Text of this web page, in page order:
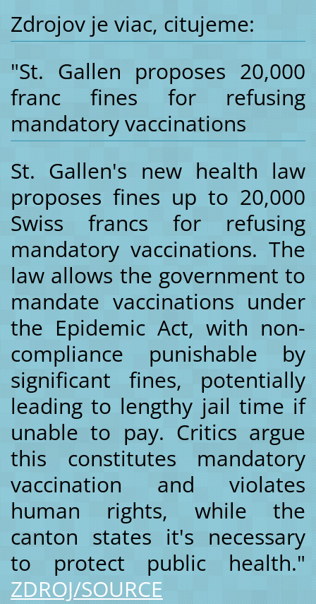
Zdrojov je viac, citujeme:
"St. Gallen proposes 20,000
franc fines for refusing
mandatory vaccinations
St. Gallen's new health law
proposes fines up to 20,000
Swiss francs for refusing
mandatory vaccinations. The
law allows the government to
mandate vaccinations under
the Epidemic Act, with non-
compliance punishable by
significant fines, potentially
leading to lengthy jail time if
unable to pay. Critics argue
this constitutes mandatory
vaccination and violates
human rights, while the
canton states it's necessary
to protect public health."
ZDROJ/SOURCE